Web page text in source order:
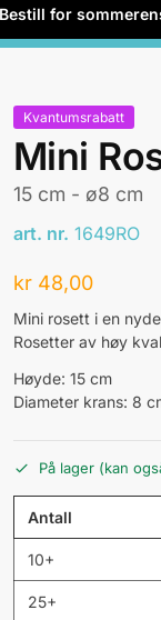
for
Kvantumsrabatt
Mini
15 cm - ø8 cm
art. nr. 1649RO
kr48,00
Mini rosett i en
Rosetter av høy
Høyde: 15 cm
Diameter krans: 8
På lager (kan
Antall
10+
25+